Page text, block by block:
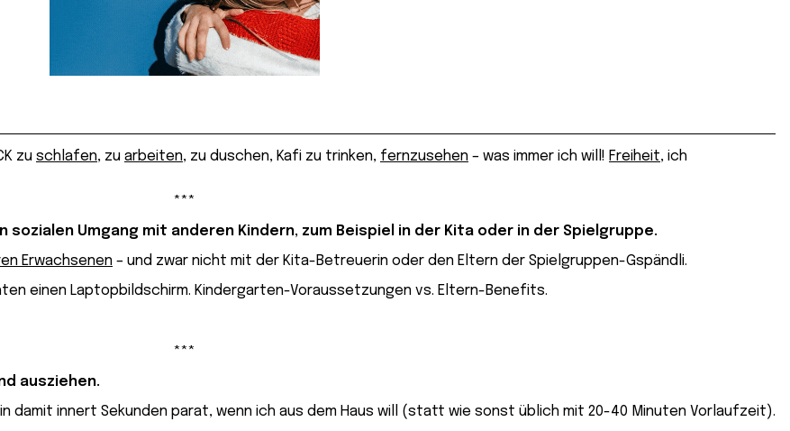
zu schlafen, zu arbeiten, zu duschen, Kafi zu trinken, fernzusehen – was immer ich will! Freiheit, ich
***
Um­gang mit an­de­ren Kin­dern, zum Beispiel in der Kita oder in der Spiel­grup­pe.
Erwachsenen – und zwar nicht mit der Kita-Betreuerin oder den Eltern der Spielgruppen-Gspändli.
***
ausziehen.
damit innert Sekunden parat, wenn ich aus dem Haus will (statt wie sonst üblich mit 20-40 Minuten Vorlaufzeit).